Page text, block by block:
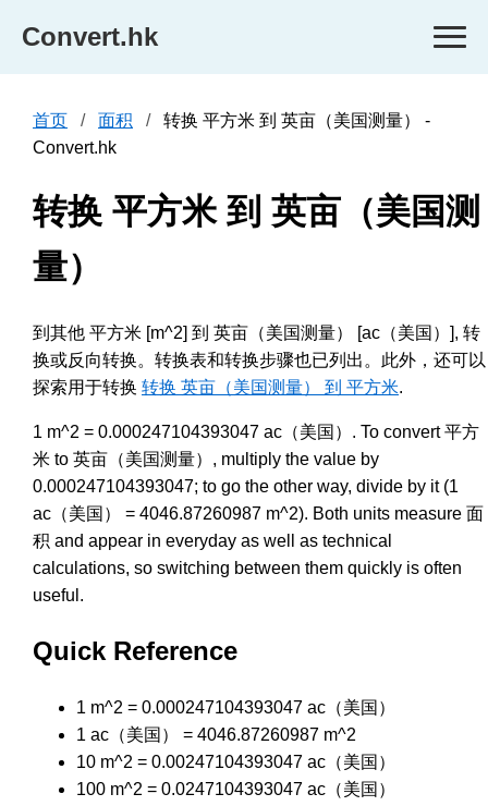
Convert.hk
首页 面积
转换 平方米 到 英亩（美国测量） -
Convert.hk
转换 平方米 到 英亩（美国测
量）
到其他 平方米 [m^2] 到 英亩（美国测量） [ac（美国）], 转
换或反向转换。转换表和转换步骤也已列出。此外，还可以
探索用于转换 转换 英亩（美国测量） 到 平方米.
1 m^2 = 0.000247104393047 ac（美国）. To convert 平方
米 to 英亩（美国测量）, multiply the value by
0.000247104393047; to go the other way, divide by it (1
ac（美国） = 4046.87260987 m^2). Both units measure 面
积 and appear in everyday as well as technical
calculations, so switching between them quickly is often
useful.
Quick Reference
1 m^2 = 0.000247104393047 ac（美国）
1 ac（美国） = 4046.87260987 m^2
10 m^2 = 0.00247104393047 ac（美国）
100 m^2 = 0.0247104393047 ac（美国）